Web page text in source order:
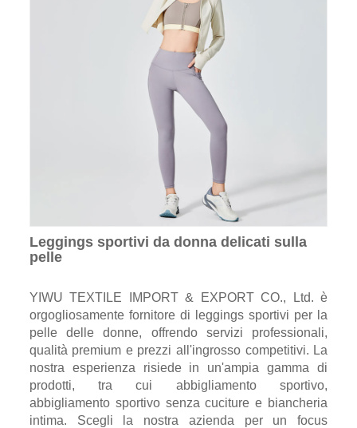
Leggings sportivi da donna delicati sulla
pelle
YIWU TEXTILE IMPORT & EXPORT CO., Ltd. è
orgogliosamente fornitore di leggings sportivi per la
pelle delle donne, offrendo servizi professionali,
qualità premium e prezzi all'ingrosso competitivi. La
nostra esperienza risiede in un'ampia gamma di
prodotti, tra cui abbigliamento sportivo,
abbigliamento sportivo senza cuciture e biancheria
intima. Scegli la nostra azienda per un focus